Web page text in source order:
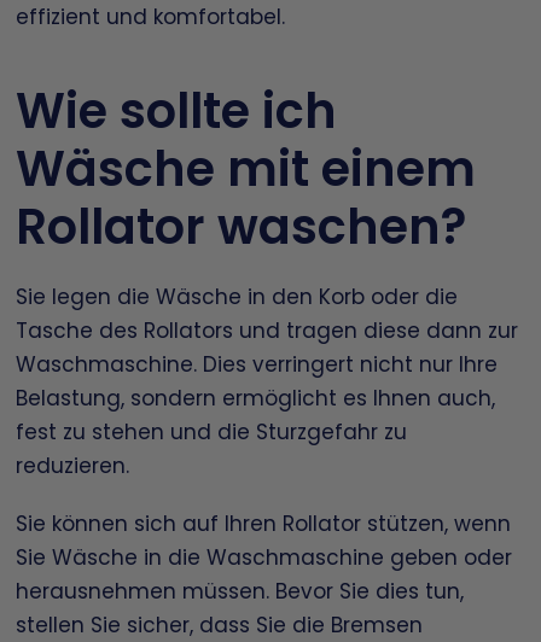
effizient und komfortabel.
Wie sollte ich
Wäsche mit einem
Rollator waschen?
Sie legen die Wäsche in den Korb oder die
Tasche des Rollators und tragen diese dann zur
Waschmaschine. Dies verringert nicht nur Ihre
Belastung, sondern ermöglicht es Ihnen auch,
fest zu stehen und die Sturzgefahr zu
reduzieren.
Sie können sich auf Ihren Rollator stützen, wenn
Sie Wäsche in die Waschmaschine geben oder
herausnehmen müssen. Bevor Sie dies tun,
stellen Sie sicher, dass Sie die Bremsen